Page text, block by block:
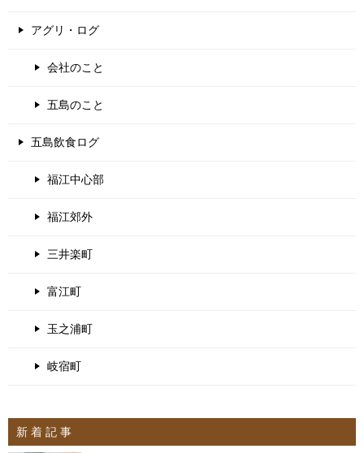
アグリ・ログ
会社のこと
五島のこと
五島飲食ログ
福江中心部
福江郊外
三井楽町
富江町
玉之浦町
岐宿町
新 着 記 事